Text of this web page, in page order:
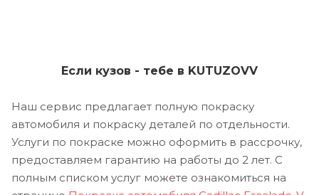
Если кузов - тебе в KUTUZOVV
Наш сервис предлагает полную покраску
автомобиля и покраску деталей по отдельности.
Услуги по покраске можно оформить в рассрочку,
предоставляем гарантию на работы до 2 лет. С
полным списком услуг можете ознакомиться на